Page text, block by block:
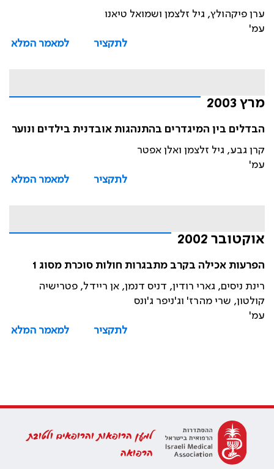
ערן פיקהולץ, גיל זלצמן ושמואל טיאנו
עמ'
לתקציר
למאמר המלא
מרץ 2003
הבדלים בין המיגדרים בהתנהגות אובדנית בילדים ונוער
קרן גבע, גיל זלצמן ואלן אפטר
עמ'
לתקציר
למאמר המלא
אוקטובר 2002
הפרעות אכילה בקרב מתבגרות חולות סוכרת מסוג 1
רינת ניסים, גארי רודין, דניס דנמן, אן ריידל, פטרישיה
קולטון, שרי מהרז' וג'ניפר ג'ונס
עמ'
לתקציר
למאמר המלא
למען הרופאות והרופאים ולטובת
הרפואה